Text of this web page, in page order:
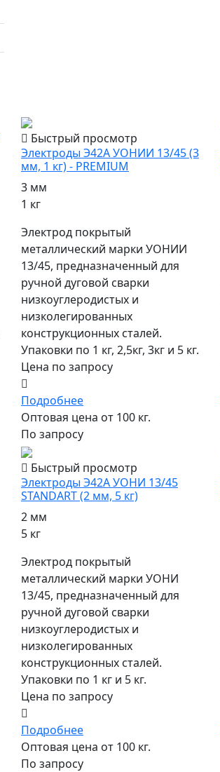
Быстрый просмотр
Электроды Э42А УОНИИ 13/45 (3
мм, 1 кг) - PREMIUM
3 мм
1 кг
Электрод покрытый
металлический марки УОНИИ
13/45, предназначенный для
ручной дуговой сварки
низкоуглеродистых и
низколегированных
конструкционных сталей.
Упаковки по 1 кг, 2,5кг, 3кг и 5 кг.
Цена по запросу
Подробнее
Оптовая цена от 100 кг.
По запросу
Быстрый просмотр
Электроды Э42А УОНИ 13/45
STANDART (2 мм, 5 кг)
2 мм
5 кг
Электрод покрытый
металлический марки УОНИ
13/45, предназначенный для
ручной дуговой сварки
низкоуглеродистых и
низколегированных
конструкционных сталей.
Упаковки по 1 кг и 5 кг.
Цена по запросу
Подробнее
Оптовая цена от 100 кг.
По запросу